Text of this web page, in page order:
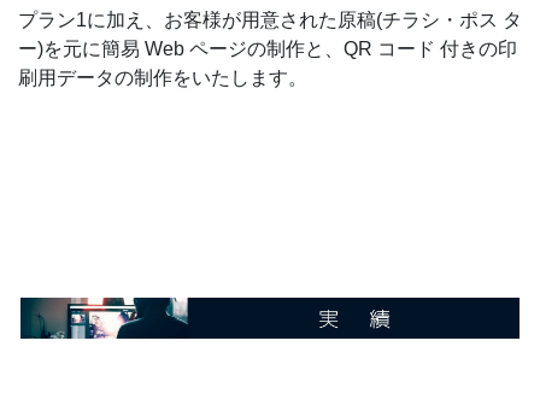
プラン1に加え、お客様が用意された原稿(チラシ・ポス タ
ー)を元に簡易 Web ページの制作と、QR コード 付きの印
刷用データの制作をいたします。